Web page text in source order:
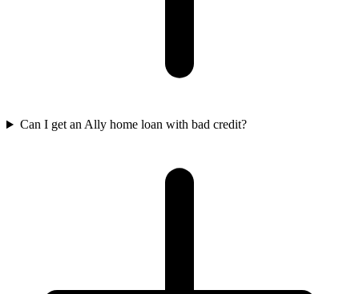
Can I get an Ally home loan with bad credit?